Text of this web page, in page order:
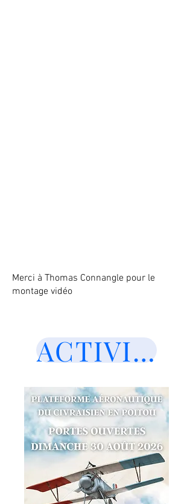
Merci à Thomas Connangle pour le
montage vidéo
ACTIVITES